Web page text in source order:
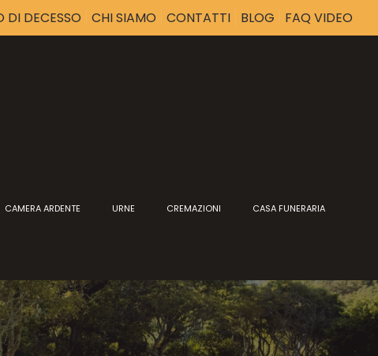
DI DECESSO CHI SIAMO CONTATTI BLOG FAQ VIDEO
CAMERA ARDENTE URNE CREMAZIONI CASA FUNERARIA